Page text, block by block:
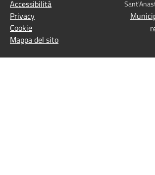
Accessibilità
Privacy
Cookie
Mappa del sito